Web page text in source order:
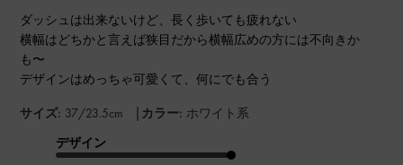
ダッシュは出来ないけど、長く歩いても疲れない
横幅はどちかと言えば狭目だから横幅広めの方には不向きか
も〜
デザインはめっちゃ可愛くて、何にでも合う
サイズ: 37/23.5cm | カラー: ホワイト系
デザイン